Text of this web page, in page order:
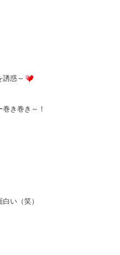
誘惑～
き巻き～！
い（笑）